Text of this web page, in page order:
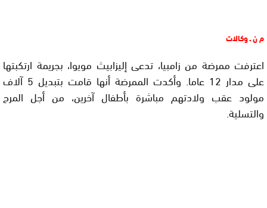
م ن ـ وكالات
اعترفت ممرضة من زامبيا، تدعى إليزابيث مويوا، بجريمة ارتكبتها
على مدار 12 عاما. وأكدت الممرضة أنها قامت بتبديل 5 آلاف
مولود عقب ولادتهم مباشرة بأطفال آخرين، من أجل المرح
والتسلية.